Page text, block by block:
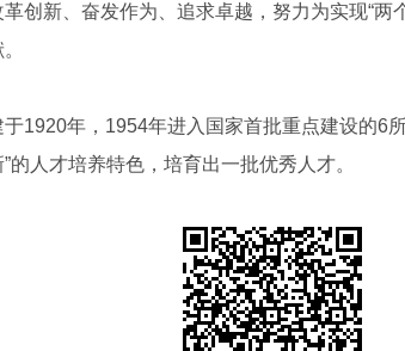
创新、奋发作为、追求卓越，努力为实现“两
年，1954年进入国家首批重点建设的6所
的人才培养特色，培育出一批优秀人才。